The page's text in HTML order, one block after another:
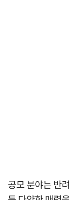
공모 분야는 반